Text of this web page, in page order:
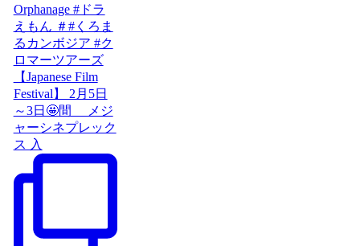
【Japanese Film
Festival】 2月5日
～3日🤩間 メジ
ャーシネプレック
ス 入